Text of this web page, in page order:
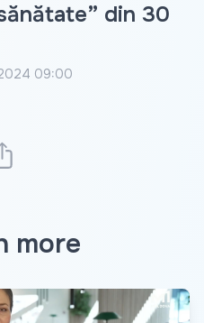
din 30
09:00
more